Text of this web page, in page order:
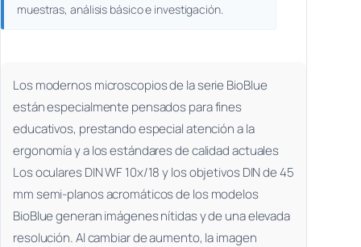
muestras, análisis básico e investigación.
Los modernos microscopios de la serie BioBlue
están especialmente pensados para fines
educativos, prestando especial atención a la
ergonomía y a los estándares de calidad actuales
Los oculares DIN WF 10x/18 y los objetivos DIN de 45
mm semi-planos acromáticos de los modelos
BioBlue generan imágenes nítidas y de una elevada
resolución. Al cambiar de aumento, la imagen